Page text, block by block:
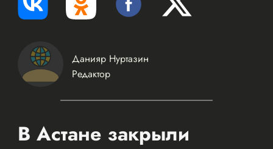
Данияр Нуртазин
Редактор
В Астане закрыли